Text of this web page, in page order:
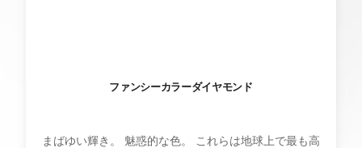
ファンシーカラーダイヤモンド
まばゆい輝き。 魅惑的な色。 これらは地球上で最も高